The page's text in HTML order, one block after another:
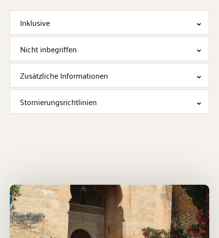
Inklusive
Nicht inbegriffen
Zusätzliche Informationen
Stornierungsrichtlinien